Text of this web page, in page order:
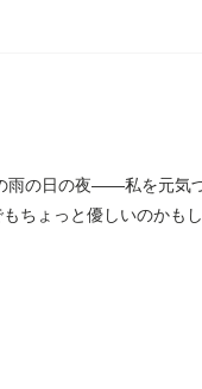
雨の日の夜――私を元気
ちょっと優しいのかも